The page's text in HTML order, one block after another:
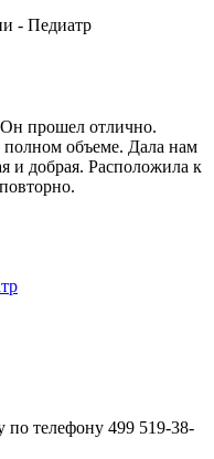
- Педиатр
прошел отлично.
объеме. Дала нам
и добрая. Расположила к
по телефону 499 519-38-